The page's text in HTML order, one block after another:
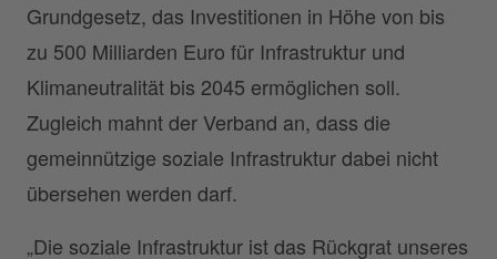
Grundgesetz, das Investitionen in Höhe von bis
zu 500 Milliarden Euro für Infrastruktur und
Klimaneutralität bis 2045 ermöglichen soll.
Zugleich mahnt der Verband an, dass die
gemeinnützige soziale Infrastruktur dabei nicht
übersehen werden darf.
„Die soziale Infrastruktur ist das Rückgrat unseres